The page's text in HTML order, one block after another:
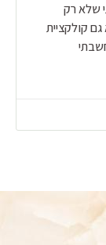
שלא רק
קולקציית